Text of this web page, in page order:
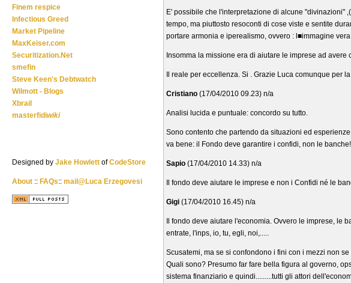
E' possibile che l'interpretazione di alcune "divinazioni"
tempo, ma piuttosto resoconti di cose viste e sentite
portare armonia e iperealismo, ovvero : l■immagine
Insomma la missione era di aiutare le imprese ad avere
Il reale per eccellenza. Si . Grazie Luca comunque
Cristiano (17/04/2010 09.23) n/a
Analisi lucida e puntuale: concordo su tutto.
Sono contento che partendo da situazioni ed
va bene: il Fondo deve garantire i confidi, non le banche!
Sapio (17/04/2010 14.33) n/a
Il fondo deve aiutare le imprese e non i Confidi né le
Gigi (17/04/2010 16.45) n/a
Il fondo deve aiutare l'economia. Ovvero le imprese,
entrate, l'inps, io, tu, egli, noi,.....
Scusatemi, ma se si confondono i fini con i mezzi non
Quali sono? Presumo far fare bella figura al governo,
sistema finanziario e quindi.........tutti gli attori
Finem respice
Infectious Greed
Market Pipeline
MaxKeiser.com
Securitization.Net
smefin
Steve Keen's Debtwatch
Wilmott - Blogs
Xbrail
masterfidiwiki
Designed by Jake Howlett ofCodeStore
About :: FAQs:: mail@Luca Erzegovesi